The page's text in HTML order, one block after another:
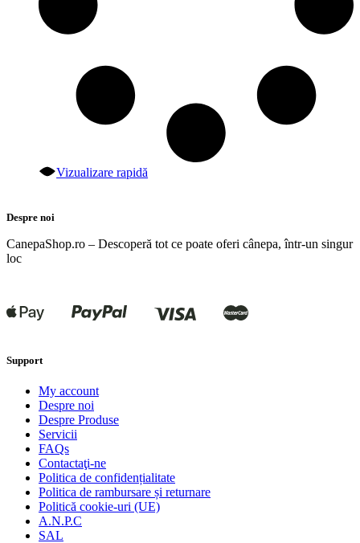
Vizualizare rapidă
Despre noi
CanepaShop.ro – Descoperă tot ce poate oferi cânepa, într-un singur
loc
Support
My account
Despre noi
Despre Produse
Servicii
FAQs
Contactaţi-ne
Politica de confidențialitate
Politica de rambursare și returnare
Politică cookie-uri (UE)
A.N.P.C
SAL